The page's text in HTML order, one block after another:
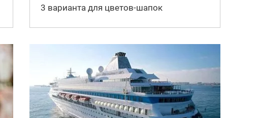
3 варианта для цветов-шапок